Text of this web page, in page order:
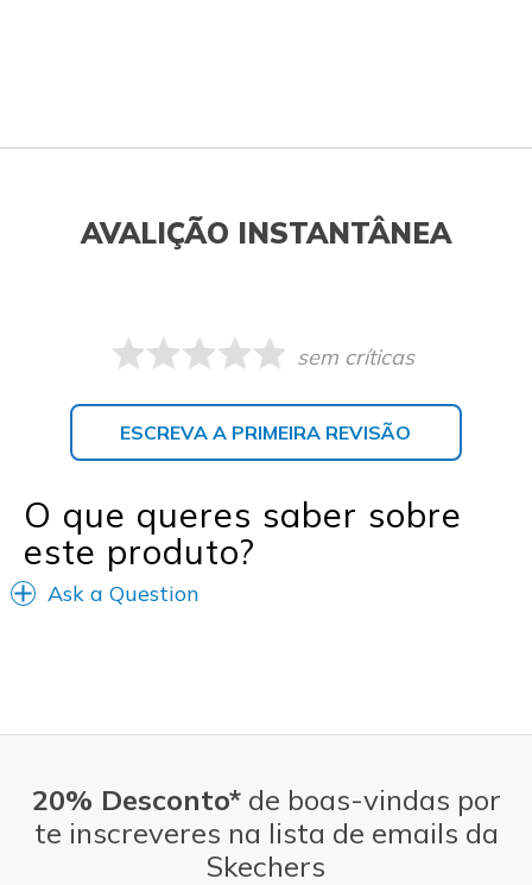
AVALIÇÃO INSTANTÂNEA
sem críticas
ESCREVA A PRIMEIRA REVISÃO
O que queres saber sobre
este produto?
Ask a Question
20% Desconto*de boas-vindas por
te inscreveres na lista de emails da
Skechers